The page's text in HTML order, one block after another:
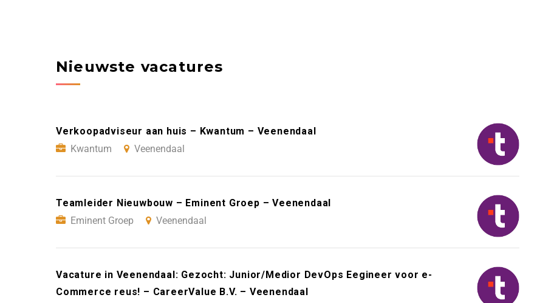
Nieuwste vacatures
Verkoopadviseur aan huis – Kwantum – Veenendaal
Kwantum
Veenendaal
Teamleider Nieuwbouw – Eminent Groep – Veenendaal
Eminent Groep
Veenendaal
Vacature in Veenendaal: Gezocht: Junior/Medior DevOps Eegineer voor e-
Commerce reus! – CareerValue B.V. – Veenendaal